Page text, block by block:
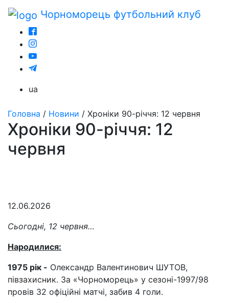
Чорноморець футбольний клуб
ua
Головна / Новини / Хроніки 90-річчя: 12 червня
Хроніки 90-річчя: 12
червня
12.06.2026
Сьогодні, 12 червня…
Народилися:
1975 рік - Олександр Валентинович ШУТОВ,
півзахисник. За «Чорноморець» у сезоні-1997/98
провів 32 офіційні матчі, забив 4 голи.